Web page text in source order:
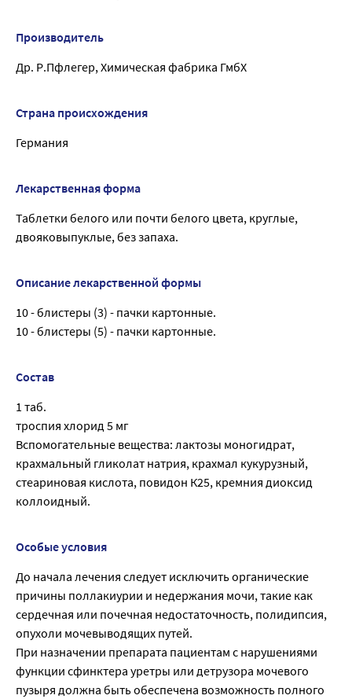
Производитель
Др. Р.Пфлегер, Химическая фабрика ГмбХ
Страна происхождения
Германия
Лекарственная форма
Таблетки белого или почти белого цвета, круглые,
двояковыпуклые, без запаха.
Описание лекарственной формы
10 - блистеры (3) - пачки картонные.
10 - блистеры (5) - пачки картонные.
Состав
1 таб.
троспия хлорид 5 мг
Вспомогательные вещества: лактозы моногидрат,
крахмальный гликолат натрия, крахмал кукурузный,
стеариновая кислота, повидон К25, кремния диоксид
коллоидный.
Особые условия
До начала лечения следует исключить органические
причины поллакиурии и недержания мочи, такие как
сердечная или почечная недостаточность, полидипсия,
опухоли мочевыводящих путей.
При назначении препарата пациентам с нарушениями
функции сфинктера уретры или детрузора мочевого
пузыря должна быть обеспечена возможность полного